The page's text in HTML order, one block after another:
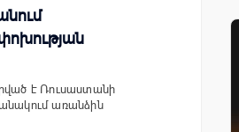
է Ռուսաստանի
առանձին